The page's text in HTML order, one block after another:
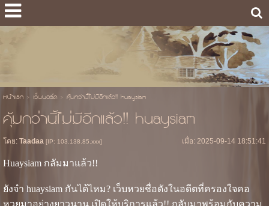
หน้าแรก> เว็บบอร์ด> คุ้มกว่านี้ไม่มีอีกแล้ว!! huaysiam
คุ้มกว่านี้ไม่มีอีกแล้ว!! huaysiam
โดย:Taadaa [IP: 103.138.85.xxx] เมื่อ: 2025-09-14 18:51:41
Huaysiam กลัมมาแล้ว!!
ยังจำ huaysiam กันได้ไหม? เว็บหวยชื่อดังในอดีตที่ครองใจคอ